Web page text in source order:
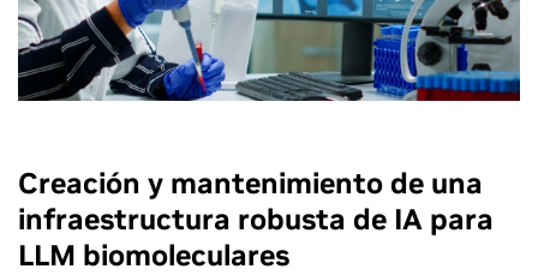
Creación y mantenimiento de una
infraestructura robusta de IA para
LLM biomoleculares